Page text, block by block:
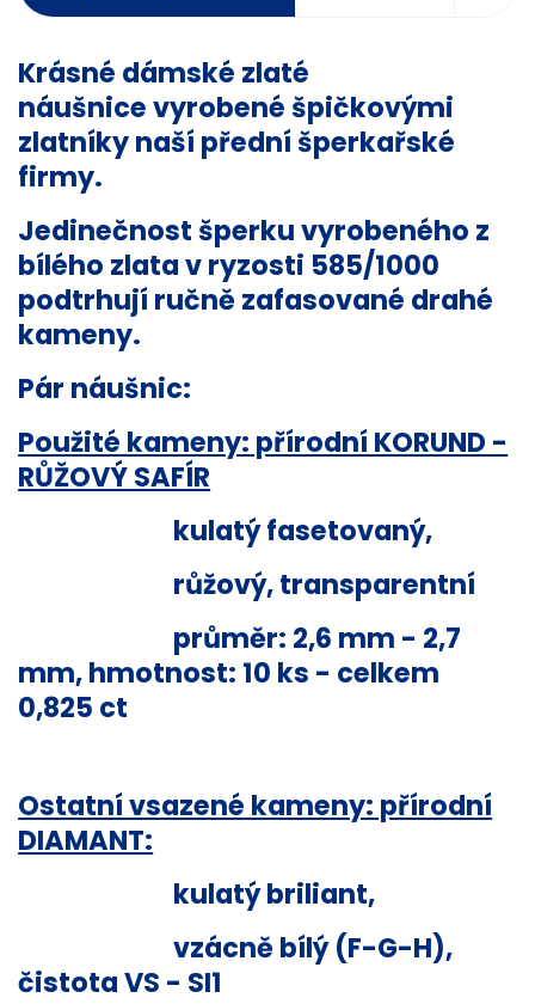
Krásné dámské zlaté
náušnice vyrobené špičkovými
zlatníky naší přední šperkařské
firmy.
Jedinečnost šperku vyrobeného z
bílého zlata v ryzosti 585/1000
podtrhují ručně zafasované drahé
kameny.
Pár náušnic:
Použité kameny: přírodní KORUND -
RŮŽOVÝ SAFÍR
kulatý fasetovaný,
růžový, transparentní
průměr: 2,6 mm - 2,7
mm, hmotnost: 10 ks - celkem
0,825 ct
Ostatní vsazené kameny: přírodní
DIAMANT:
kulatý briliant,
vzácně bílý (F-G-H),
čistota VS - SI1